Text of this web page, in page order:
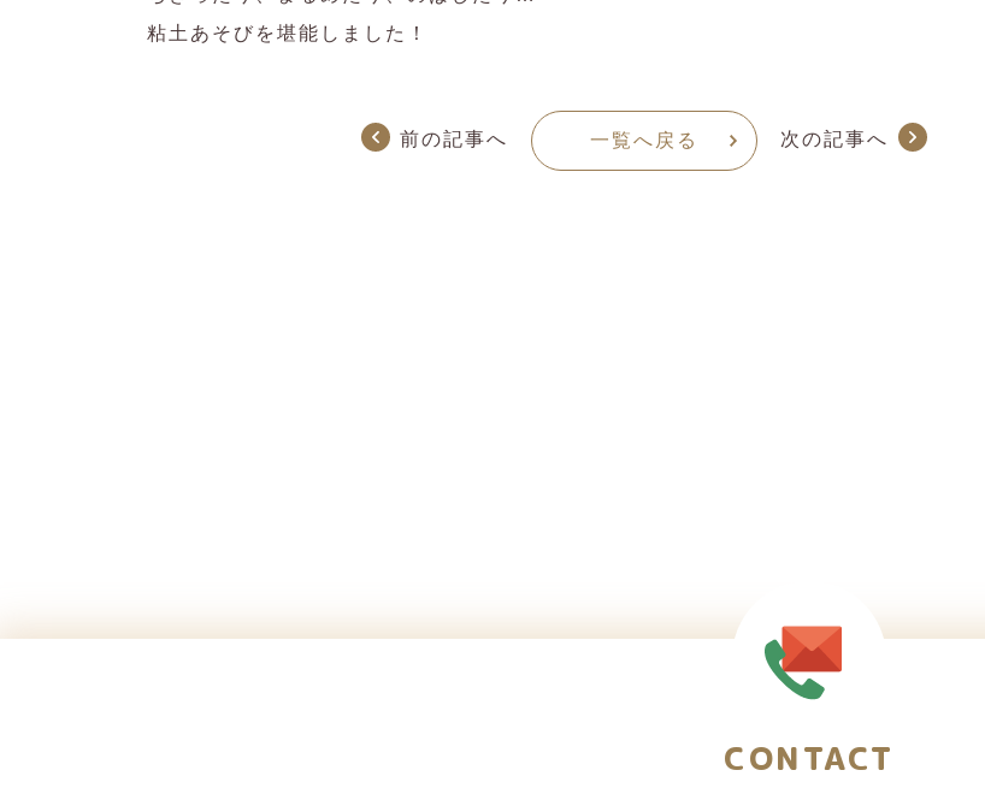
粘土あそびを堪能しました！
前の記事へ 一覧へ戻る 次の記事へ
CONTACT